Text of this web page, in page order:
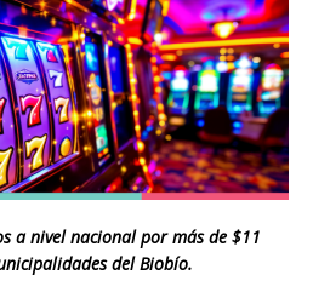
a nivel nacional por más de $11
del Biobío.